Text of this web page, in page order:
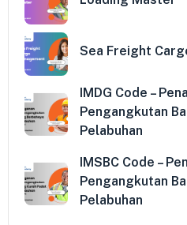
Sea Freight
IMDG Code –
Pengangkutan
Pelabuhan
IMSBC Code –
Pengangkutan
Pelabuhan